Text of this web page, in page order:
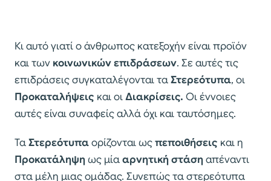
Κι αυτό γιατί ο άνθρωπος κατεξοχήν είναι προϊόν
και των κοινωνικών επιδράσεων. Σε αυτές τις
επιδράσεις συγκαταλέγονται ταΣτερεότυπα, οι
Προκαταλήψεις και οιΔιακρίσεις. Οι έννοιες
αυτές είναι συναφείς αλλά όχι και ταυτόσημες.
ΤαΣτερεότυπαορίζονται ωςπεποιθήσεις και η
Προκατάληψηως μίααρνητική στάσηαπέναντι
στα μέλη μιας ομάδας. Συνεπώς τα στερεότυπα